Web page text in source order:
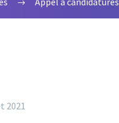
2021